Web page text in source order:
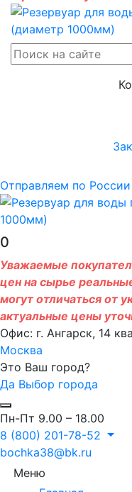
Отправляем по России
0
Уважаемые
цен на сырье
могут отличаться от
актуальные цены
Офис: г. Ангарск, 14
Москва
Это Ваш город?
Да Выбор города
Пн-Пт 9.00 – 18.00
8 (800) 201-78-52
bochka38@bk.ru
Меню